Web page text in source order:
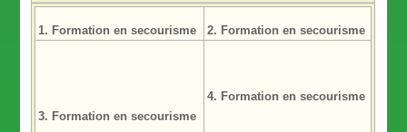
1. Formation en secourisme 2. Formation en secourisme
3. Formation en secourisme
4. Formation en secourisme